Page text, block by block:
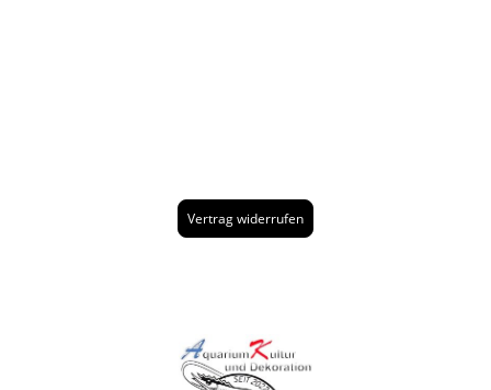
Vertrag widerrufen